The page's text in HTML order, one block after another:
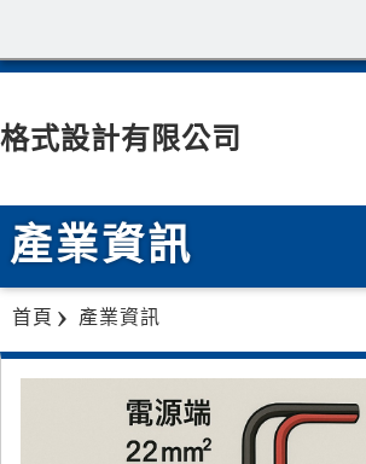
格式設計有限公司
產業資訊
首頁 產業資訊